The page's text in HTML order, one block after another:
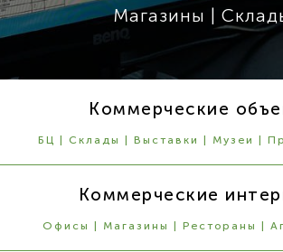
Магазины |
Коммерческие
БЦ | Склады | Выставки | Музеи |
Коммерческие
Офисы | Магазины | Рестораны |